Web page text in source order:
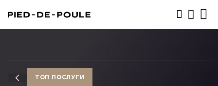
ТОП ПОСЛУГИ